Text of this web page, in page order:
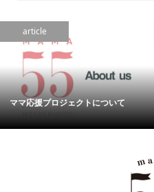
article
ママ応援プロジェクトについて